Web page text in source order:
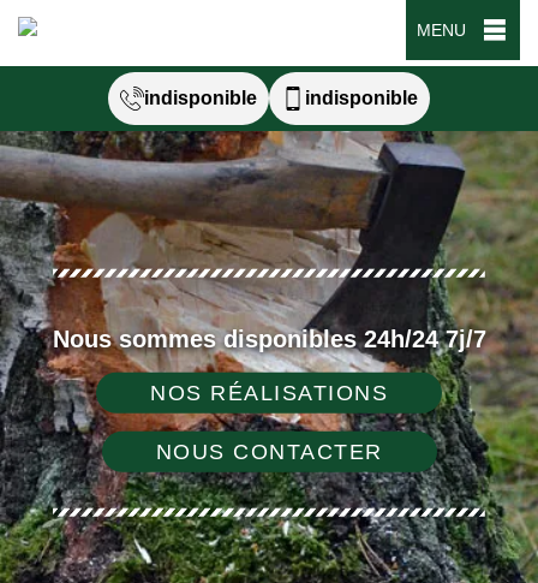
MENU
indisponible indisponible
Nous sommes disponibles 24h/24 7j/7
NOS RÉALISATIONS
NOUS CONTACTER